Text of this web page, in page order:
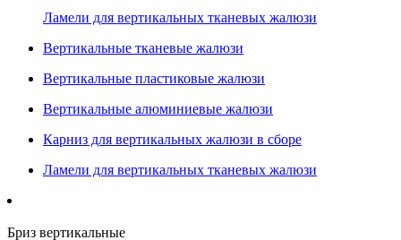
Ламели для вертикальных тканевых жалюзи
Вертикальные тканевые жалюзи
Вертикальные пластиковые жалюзи
Вертикальные алюминиевые жалюзи
Карниз для вертикальных жалюзи в сборе
Ламели для вертикальных тканевых жалюзи
Бриз вертикальные